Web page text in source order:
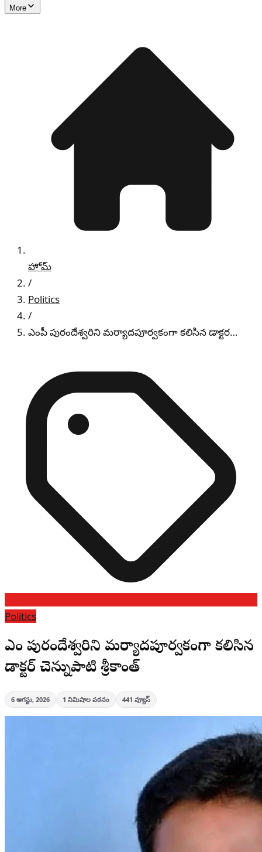
More
హోమ్
/
Politics
/
ఎంపీ పురందేశ్వరిని మర్యాదపూర్వకంగా కలిసిన డాక్టర…
Politics
ఎంపీ పురందేశ్వరిని మర్యాదపూర్వకంగా కలిసిన
డాక్టర్ చెన్నుపాటి శ్రీకాంత్
6 ఆగస్టు, 2026 1 నిమిషాల పఠనం 441 వ్యూస్